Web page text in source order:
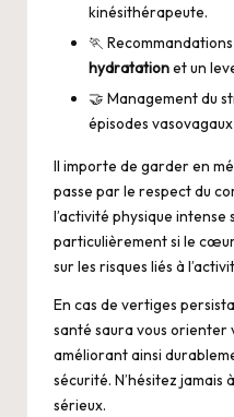
kinésithérapeute.
🏃
hydratationet un
🤝 Management du
épisodes
Il importe de garder en
passe par le respect du
l’activité physique intense
particulièrement si le
surles risques liés à
En cas de vertiges
santé saura vous
améliorant ainsi
sécurité. N’hésitez
sérieux.